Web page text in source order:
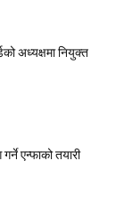
अध्यक्षमा नियुक्त
एन्फाको तयारी